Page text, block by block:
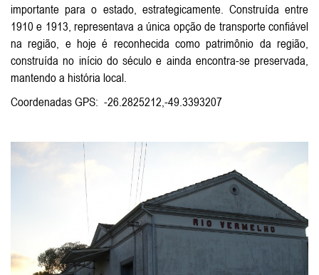
importante para o estado, estrategicamente. Construída entre
1910 e 1913, representava a única opção de transporte confiável
na região, e hoje é reconhecida como patrimônio da região,
construída no início do século e ainda encontra-se preservada,
mantendo a história local.
Coordenadas GPS: -26.2825212,-49.3393207